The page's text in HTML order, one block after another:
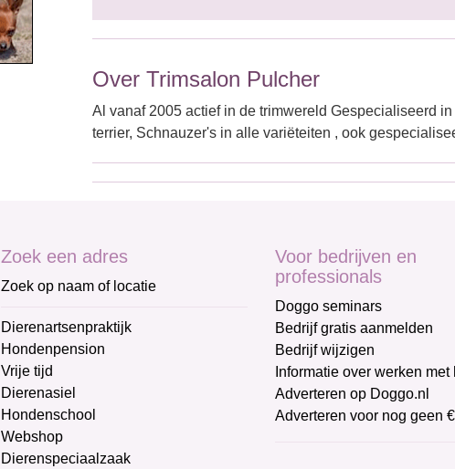
Over Trimsalon Pulcher
Al vanaf 2005 actief in de trimwereld Gespecialiseerd
terrier, Schnauzer's in alle variëteiten , ook
Zoek een adres
Zoek op naam of locatie
Dierenartsenpraktijk
Hondenpension
Vrije tijd
Dierenasiel
Hondenschool
Webshop
Dierenspeciaalzaak
Voor bedrijven en
professionals
Doggo seminars
Bedrijf gratis aanmelden
Bedrijf wijzigen
Informatie over werken met
Adverteren op Doggo.nl
Adverteren voor nog geen